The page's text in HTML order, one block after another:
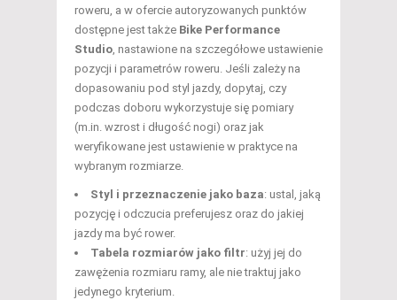
roweru, a w ofercie autoryzowanych punktów
dostępne jest także Bike Performance
Studio, nastawione na szczegółowe ustawienie
pozycji i parametrów roweru. Jeśli zależy na
dopasowaniu pod styl jazdy, dopytaj, czy
podczas doboru wykorzystuje się pomiary
(m.in. wzrost i długość nogi) oraz jak
weryfikowane jest ustawienie w praktyce na
wybranym rozmiarze.
Styl i przeznaczenie jako baza: ustal, jaką
pozycję i odczucia preferujesz oraz do jakiej
jazdy ma być rower.
Tabela rozmiarów jako filtr: użyj jej do
zawężenia rozmiaru ramy, ale nie traktuj jako
jedynego kryterium.